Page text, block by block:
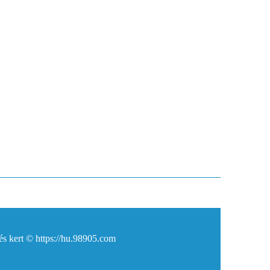
kert © https://hu.98905.com